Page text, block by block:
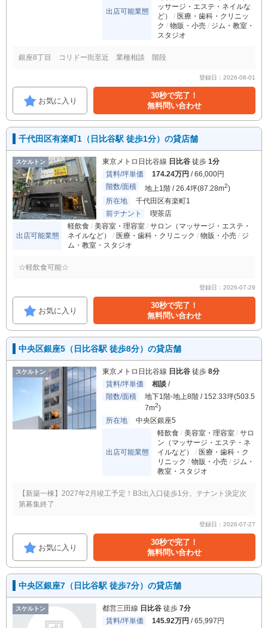
出店可能業態
ッサージ・エステ・ネイルな
ど）
医療・歯科・クリニッ
ク
物販・小売
ジム・教室・
スタジオ
銀座8丁目 コリドー街至近 業種相談 階段
登録日：2026-08-01
お気に入り
30秒で完了！
無料問い合わせ
千代田区有楽町1（日比谷駅 徒歩1分）の貸店舗
スケルトン 東京メトロ日比谷線 日比谷 徒歩 1分
賃料/坪単価
174.24万円 / 66,000円
階数/面積
地上1階 / 26.4坪(87.28m2)
所在地
千代田区有楽町1
前テナント
喫茶店
出店可能業態
軽飲食 美容室・理容室
サロン（マッサージ・エステ・
ネイルなど）
医療・歯科・クリニック 物販・小売
ジ
ム・教室・スタジオ
☆軽飲食可能☆
登録日：2026-07-29
お気に入り
30秒で完了！
無料問い合わせ
中央区銀座5（日比谷駅 徒歩8分）の貸店舗
スケルトン 東京メトロ日比谷線 日比谷 徒歩 8分
賃料/坪単価
相談 /
階数/面積
地下1階-地上8階 / 152.33坪(503.5
7m2)
所在地
中央区銀座5
出店可能業態
軽飲食 美容室・理容室
サロ
ン（マッサージ・エステ・ネ
イルなど）
医療・歯科・ク
リニック
物販・小売
ジム・
教室・スタジオ
【新築一棟】2027年2月竣工予定！B3出入口徒歩1分。テナント決定次
第募集終了
登録日：2026-07-27
お気に入り
30秒で完了！
無料問い合わせ
中央区銀座7（日比谷駅 徒歩7分）の貸店舗
スケルトン 都営三田線 日比谷 徒歩 7分
賃料/坪単価
145.92万円 / 65,997円